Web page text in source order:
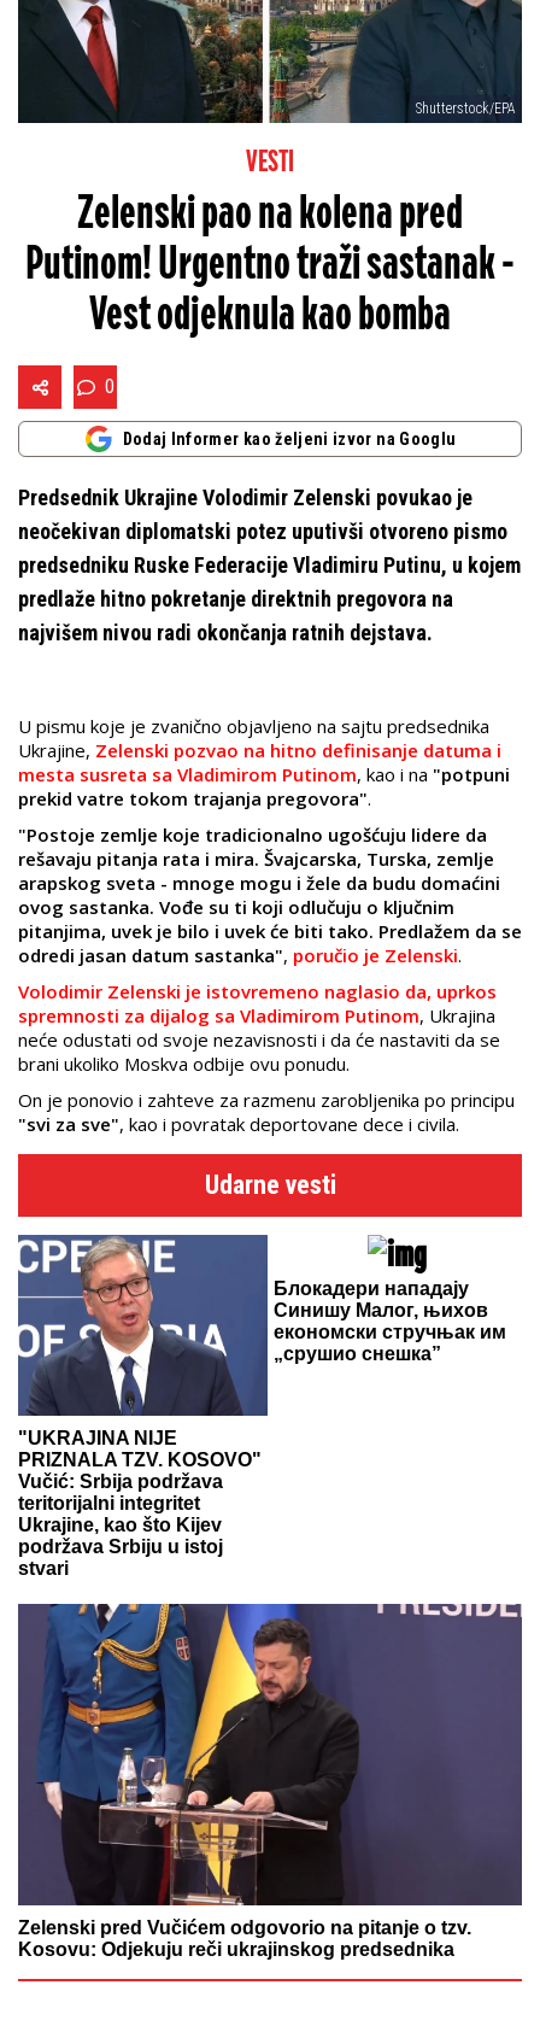
Shutterstock/EPA
VESTI
Zelenski pao na kolena pred
Putinom! Urgentno traži sastanak -
Vest odjeknula kao bomba
0
Dodaj Informer kao željeni izvor na Googlu
Predsednik Ukrajine Volodimir Zelenski povukao je
neočekivan diplomatski potez uputivši otvoreno pismo
predsedniku Ruske Federacije Vladimiru Putinu, u kojem
predlaže hitno pokretanje direktnih pregovora na
najvišem nivou radi okončanja ratnih dejstava.
U pismu koje je zvanično objavljeno na sajtu predsednika
Ukrajine, Zelenski pozvao na hitno definisanje datuma i
mesta susreta sa Vladimirom Putinom, kao i na "potpuni
prekid vatre tokom trajanja pregovora".
"Postoje zemlje koje tradicionalno ugošćuju lidere da
rešavaju pitanja rata i mira. Švajcarska, Turska, zemlje
arapskog sveta - mnoge mogu i žele da budu domaćini
ovog sastanka. Vođe su ti koji odlučuju o ključnim
pitanjima, uvek je bilo i uvek će biti tako. Predlažem da se
odredi jasan datum sastanka", poručio je Zelenski.
Volodimir Zelenski je istovremeno naglasio da, uprkos
spremnosti za dijalog sa Vladimirom Putinom, Ukrajina
neće odustati od svoje nezavisnosti i da će nastaviti da se
brani ukoliko Moskva odbije ovu ponudu.
On je ponovio i zahteve za razmenu zarobljenika po principu
"svi za sve", kao i povratak deportovane dece i civila.
Udarne vesti
"UKRAJINA NIJE
PRIZNALA TZV. KOSOVO"
Vučić: Srbija podržava
teritorijalni integritet
Ukrajine, kao što Kijev
podržava Srbiju u istoj
stvari
Блокадери нападају
Синишу Малог, њихов
економски стручњак им
„срушио снешка”
Zelenski pred Vučićem odgovorio na pitanje o tzv.
Kosovu: Odjekuju reči ukrajinskog predsednika